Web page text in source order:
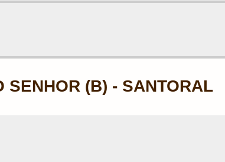
SENHOR (B) - SANTORAL